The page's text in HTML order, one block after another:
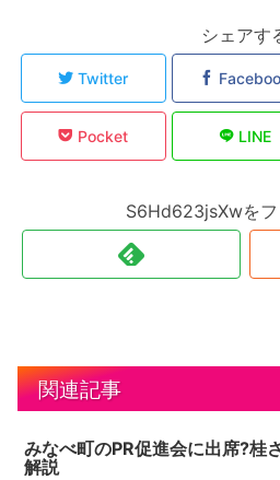
シェアす
Twitter
Pocket LINE
S6Hd623jsXwをフ
関連記事
みなべ町のPR促進会に出席?桂
解説